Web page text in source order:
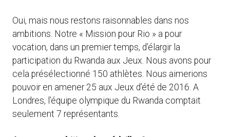
Oui, mais nous restons raisonnables dans nos
ambitions. Notre « Mission pour Rio » a pour
vocation, dans un premier temps, d’élargir la
participation du Rwanda aux Jeux. Nous avons pour
cela présélectionné 150 athlètes. Nous aimerions
pouvoir en amener 25 aux Jeux d’été de 2016. A
Londres, l’équipe olympique du Rwanda comptait
seulement 7 représentants.